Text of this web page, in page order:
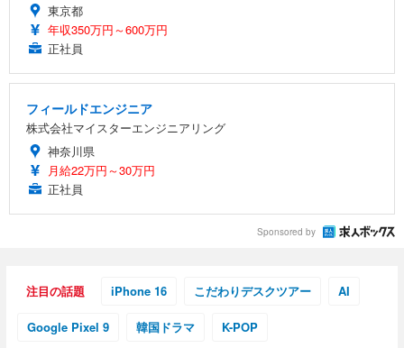
東京都
年収350万円～600万円
正社員
フィールドエンジニア
株式会社マイスターエンジニアリング
神奈川県
月給22万円～30万円
正社員
Sponsored by
注目の話題 iPhone 16 こだわりデスクツアー AI
Google Pixel 9 韓国ドラマ K-POP